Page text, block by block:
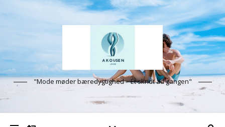
"Mode møder bæredygtighed – Ét skridt ad gangen"